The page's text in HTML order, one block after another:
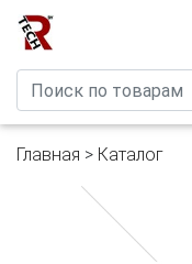
Главная > Каталог